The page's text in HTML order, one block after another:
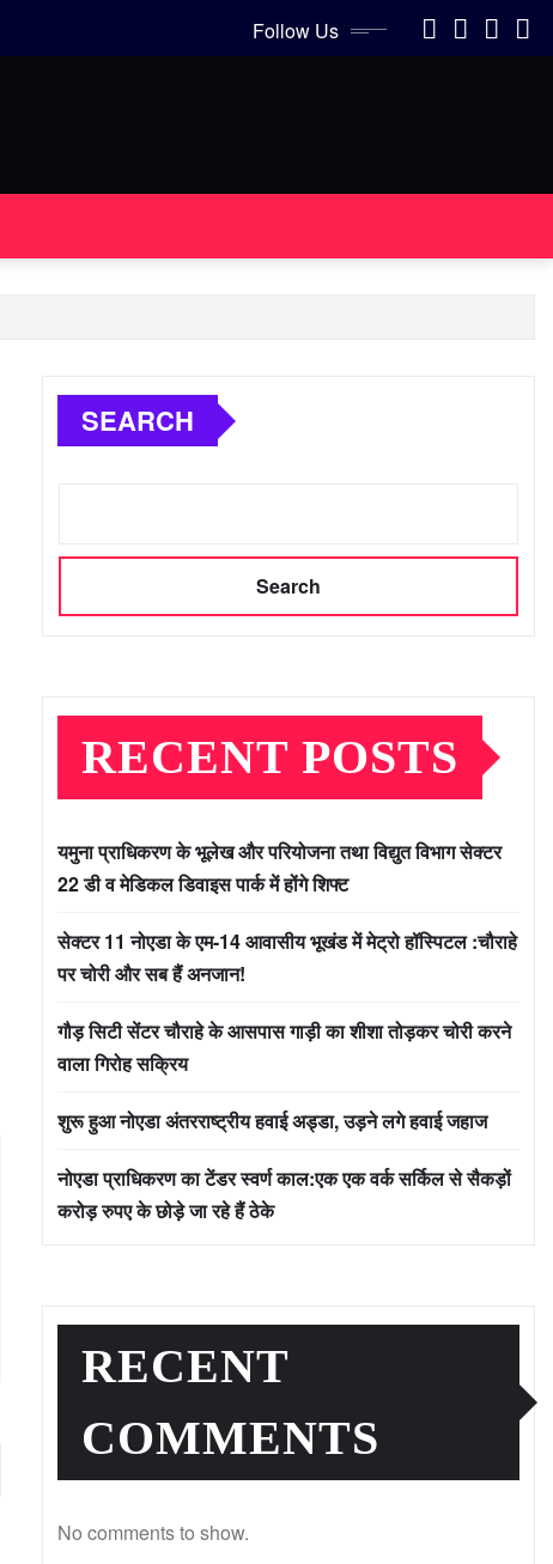
Follow Us
SEARCH
Search
RECENT POSTS
यमुना प्राधिकरण के भूलेख और परियोजना तथा विद्युत विभाग सेक्टर
22 डी व मेडिकल डिवाइस पार्क में होंगे शिफ्ट
सेक्टर 11 नोएडा के एम-14 आवासीय भूखंड में मेट्रो हॉस्पिटल :चौराहे
पर चोरी और सब हैं अनजान!
गौड़ सिटी सेंटर चौराहे के आसपास गाड़ी का शीशा तोड़कर चोरी करने
वाला गिरोह सक्रिय
शुरू हुआ नोएडा अंतरराष्ट्रीय हवाई अड्डा, उड़ने लगे हवाई जहाज
नोएडा प्राधिकरण का टेंडर स्वर्ण काल:एक एक वर्क सर्किल से सैकड़ों
करोड़ रुपए के छोड़े जा रहे हैं ठेके
RECENT
COMMENTS
No comments to show.